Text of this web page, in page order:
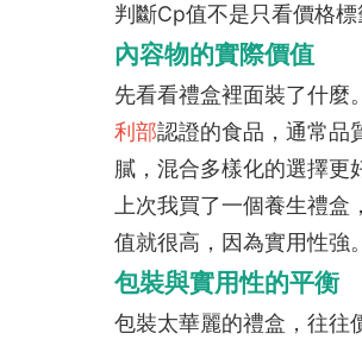
判斷Cp值不是只看價格
內容物的實際價值
先看看禮盒裡面裝了什麼
利部認證的食品，通常品
膩，混合多樣化的選擇更
上次我買了一個養生禮
值就很高，因為實用性強。
包裝與實用性的平衡
包裝太華麗的禮盒，往往